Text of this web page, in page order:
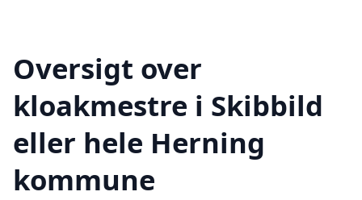
Oversigt over
kloakmestre i Skibbild
eller hele Herning
kommune